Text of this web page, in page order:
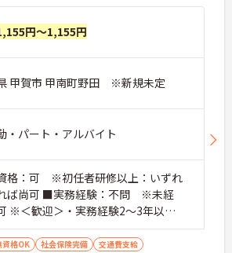
円～1,155円
甲賀市 甲南町野田 ※新規未定
・パート・アルバイト
格：可 ※初任者研修以上：いずれ
ば尚可 ■実務経験：不問 ※未経
※＜歓迎＞・実務経験2～3年以
がい福祉に関する経験をお持ちの
資格OK 社会保険完備 交通費支給